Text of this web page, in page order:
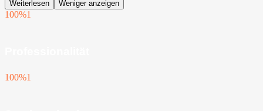
Weiterlesen Weniger anzeigen
100%1
100%1